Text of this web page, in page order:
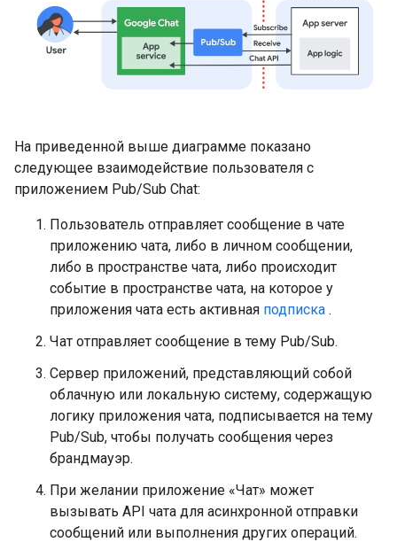
На приведенной выше диаграмме показано
следующее взаимодействие пользователя с
приложением Pub/Sub Chat:
Пользователь отправляет сообщение в чате
приложению чата, либо в личном сообщении,
либо в пространстве чата, либо происходит
событие в пространстве чата, на которое у
приложения чата есть активная подписка .
Чат отправляет сообщение в тему Pub/Sub.
Сервер приложений, представляющий собой
облачную или локальную систему, содержащую
логику приложения чата, подписывается на тему
Pub/Sub, чтобы получать сообщения через
брандмауэр.
При желании приложение «Чат» может
вызывать API чата для асинхронной отправки
сообщений или выполнения других операций.